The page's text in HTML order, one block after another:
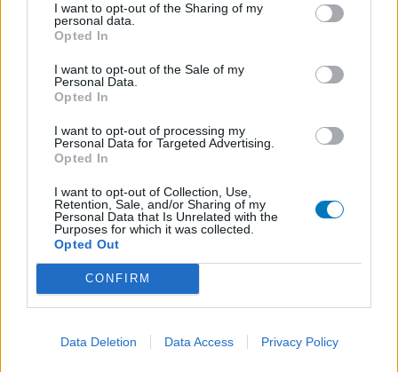
I want to opt-out of the Sharing of my
personal data.
Opted In
I want to opt-out of the Sale of my
Personal Data.
Opted In
I want to opt-out of processing my
Personal Data for Targeted Advertising.
Opted In
I want to opt-out of Collection, Use,
Retention, Sale, and/or Sharing of my
Personal Data that Is Unrelated with the
Purposes for which it was collected.
Opted Out
CONFIRM
Data Deletion Data Access Privacy Policy
Strattera
atomoxetine (40mg)
Effectiviteit
Hoeveelheid bijwerkingen
Ik ben zelf psychiater en heb nooit van ADHD medicatie
dat gekregen wat ik wilde. Methylphenidate was een
sociale dwangbuis. Dex werkte eerste dagen perfect,
maar rebound was sterk en tolerantie en beetje
nervositeit (waardoor neiging tot alcohol). Lisdex
beloofde veel, maar was gewone dex slow release. Nu
heb ik atomoxetine gecombineerd met dex (let op dit is